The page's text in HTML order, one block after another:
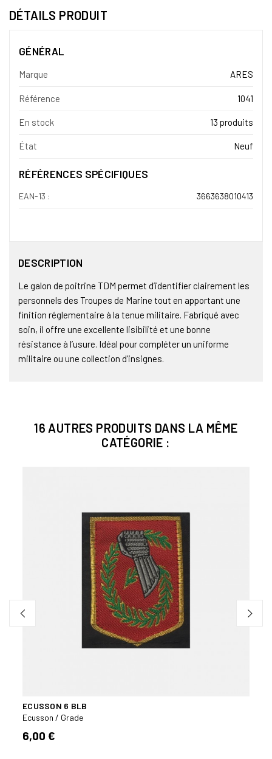
DÉTAILS PRODUIT
GÉNÉRAL
Marque ARES
Référence 1041
En stock 13 produits
État Neuf
RÉFÉRENCES SPÉCIFIQUES
EAN-13 : 3663638010413
DESCRIPTION
Le galon de poitrine TDM permet d’identifier clairement les
personnels des Troupes de Marine tout en apportant une
finition réglementaire à la tenue militaire. Fabriqué avec
soin, il offre une excellente lisibilité et une bonne
résistance à l’usure. Idéal pour compléter un uniforme
militaire ou une collection d’insignes.
16 AUTRES PRODUITS DANS LA MÊME
CATÉGORIE :
ECUSSON 6 BLB
Ecusson / Grade
6,00 €